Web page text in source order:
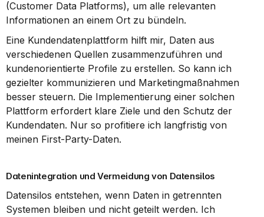
(Customer Data Platforms), um alle relevanten
Informationen an einem Ort zu bündeln.
Eine Kundendatenplattform hilft mir, Daten aus
verschiedenen Quellen zusammenzuführen und
kundenorientierte Profile zu erstellen. So kann ich
gezielter kommunizieren und Marketingmaßnahmen
besser steuern. Die Implementierung einer solchen
Plattform erfordert klare Ziele und den Schutz der
Kundendaten. Nur so profitiere ich langfristig von
meinen First-Party-Daten.
Datenintegration und Vermeidung von Datensilos
Datensilos entstehen, wenn Daten in getrennten
Systemen bleiben und nicht geteilt werden. Ich